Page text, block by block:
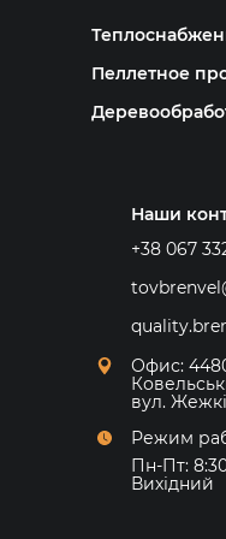
Пеллетное
Наши
+38 067
Офис:
вул.
Режим
Пн-Пт:
Вихідний